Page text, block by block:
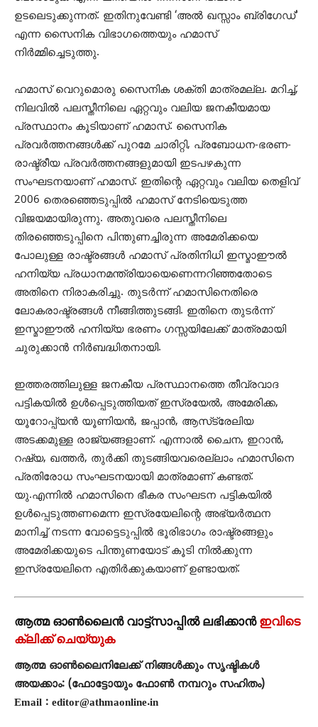
ഉടലെടുക്കുന്നത്. ഇതിനുവേണ്ടി ‘അല്‍ ഖസ്സാം ബ്രിഗേഡ്’
എന്ന സൈനിക വിഭാഗത്തെയും ഹമാസ്
നിര്‍മ്മിച്ചെടുത്തു.
ഹമാസ് വെറുമൊരു സൈനിക ശക്തി മാത്രമല്ല. മറിച്ച്,
നിലവില്‍ പലസ്തീനിലെ ഏറ്റവും വലിയ ജനകീയമായ
പ്രസ്ഥാനം കൂടിയാണ് ഹമാസ്. സൈനിക
പ്രവര്‍ത്തനങ്ങള്‍ക്ക് പുറമേ ചാരിറ്റി, പ്രബോധന-ഭരണ-
രാഷ്ട്രീയ പ്രവര്‍ത്തനങ്ങളുമായി ഇടപഴകുന്ന
സംഘടനയാണ് ഹമാസ്. ഇതിന്റെ ഏറ്റവും വലിയ തെളിവ്
2006 തെരഞ്ഞെടുപ്പില്‍ ഹമാസ് നേടിയെടുത്ത
വിജയമായിരുന്നു. അതുവരെ പലസ്തീനിലെ
തിരഞ്ഞെടുപ്പിനെ പിന്തുണച്ചിരുന്ന അമേരിക്കയെ
പോലുള്ള രാഷ്ട്രങ്ങള്‍ ഹമാസ് പ്രതിനിധി ഇസ്മാഈല്‍
ഹനിയ്യ പ്രധാനമന്ത്രിയായെണെന്നറിഞ്ഞതോടെ
അതിനെ നിരാകരിച്ചു. തുടര്‍ന്ന് ഹമാസിനെതിരെ
ലോകരാഷ്ട്രങ്ങള്‍ നീങ്ങിത്തുടങ്ങി. ഇതിനെ തുടര്‍ന്ന്
ഇസ്മാഈല്‍ ഹനിയ്യ ഭരണം ഗസ്സയിലേക്ക് മാത്രമായി
ചുരുക്കാന്‍ നിര്‍ബദ്ധിതനായി.
ഇത്തരത്തിലുള്ള ജനകീയ പ്രസ്ഥാനത്തെ തീവ്രവാദ
പട്ടികയില്‍ ഉള്‍പ്പെടുത്തിയത് ഇസ്രയേല്‍, അമേരിക്ക,
യൂറോപ്പ്യന്‍ യൂണിയന്‍, ജപ്പാന്‍, ആസ്‌ട്രേലിയ
അടക്കമുള്ള രാജ്യങ്ങളാണ്. എന്നാല്‍ ചൈന, ഇറാന്‍,
റഷ്യ, ഖത്തര്‍, തുര്‍ക്കി തുടങ്ങിയവരെല്ലാം ഹമാസിനെ
പ്രതിരോധ സംഘടനയായി മാത്രമാണ് കണ്ടത്.
യു.എന്നില്‍ ഹമാസിനെ ഭീകര സംഘടന പട്ടികയില്‍
ഉള്‍പ്പെടുത്തണമെന്ന ഇസ്രയേലിന്റെ അഭ്യര്‍ത്ഥന
മാനിച്ച് നടന്ന വോട്ടെടുപ്പില്‍ ഭൂരിഭാഗം രാഷ്ട്രങ്ങളും
അമേരിക്കയുടെ പിന്തുണയോട് കൂടി നില്‍ക്കുന്ന
ഇസ്രയേലിനെ എതിര്‍ക്കുകയാണ് ഉണ്ടായത്.
ആത്മ ഓൺലൈൻ വാട്ട്സാപ്പിൽ ലഭിക്കാൻ ഇവിടെ
ക്ലിക്ക് ചെയ്യുക
ആത്മ ഓൺലൈനിലേക്ക് നിങ്ങൾക്കും സൃഷ്ടികൾ
അയക്കാം: (ഫോട്ടോയും ഫോണ്‍ നമ്പറും സഹിതം)
Email : editor@athmaonline.in